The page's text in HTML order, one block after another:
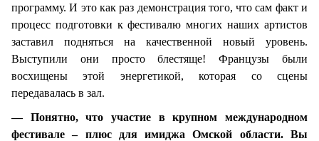
программу. И это как раз демонстрация того, что сам факт и
процесс подготовки к фестивалю многих наших артистов
заставил подняться на качественной новый уровень.
Выступили они просто блестяще! Французы были
восхищены этой энергетикой, которая со сцены
передавалась в зал.
— Понятно, что участие в крупном международном
фестивале – плюс для имиджа Омской области. Вы